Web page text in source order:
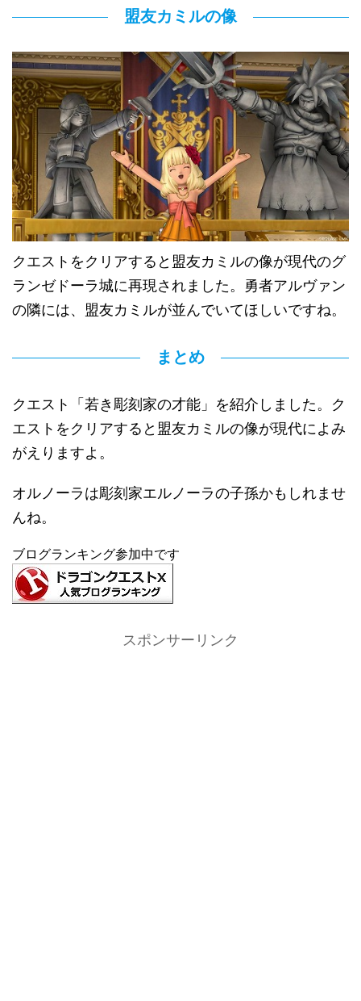
盟友カミルの像
クエストをクリアすると盟友カミルの像が現代のグ
ランゼドーラ城に再現されました。勇者アルヴァン
の隣には、盟友カミルが並んでいてほしいですね。
まとめ
クエスト「若き彫刻家の才能」を紹介しました。ク
エストをクリアすると盟友カミルの像が現代によみ
がえりますよ。
オルノーラは彫刻家エルノーラの子孫かもしれませ
んね。
ブログランキング参加中です
スポンサーリンク